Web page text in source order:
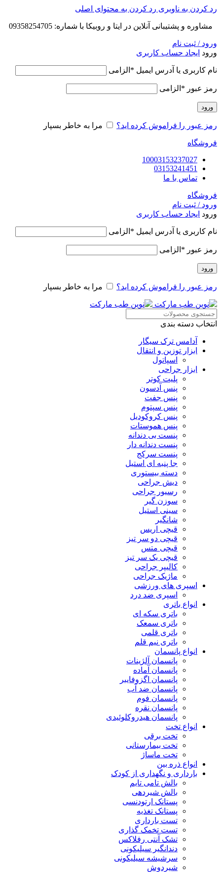
رد کردن به ناوبری رد کردن به محتوای اصلی
مشاوره و پشتیبانی آنلاین در ایتا و روبیکا با شماره: 09358254705
ورود / ثبت نام
ورود ایجاد حساب کاربری
نام کاربری یا آدرس ایمیل * الزامی
رمز عبور * الزامی
ورود
رمز عبور را فراموش کرده اید؟ مرا به خاطر بسپار
فروشگاه
10003153237027
03153241451
تماس با ما
فروشگاه
ورود / ثبت نام
ورود ایجاد حساب کاربری
نام کاربری یا آدرس ایمیل * الزامی
رمز عبور * الزامی
ورود
رمز عبور را فراموش کرده اید؟ مرا به خاطر بسپار
انتخاب دسته بندی
آدامس ترک سیگار
ابزار توزین و انتقال
اسپاتول
ابزار جراحی
پلیت کوتر
پنس آدسون
پنس جفت
پنس سپتوم
پنس کروکودیل
پنس هموستات
پنست بی دندانه
پنست دندانه دار
پنست سرکج
جا پنبه ای استیل
دسته بیستوری
دیش جراحی
رسیور جراحی
سوزن گیر
سینی استیل
شانگیر
قیچی اریس
قیچی دو سر تیز
قیچی متس
قیچی یک سر تیز
کالیپر جراحی
ماژیک جراحی
اسپری های ورزشی
اسپری ضد درد
انواع باتری
باتری سکه ای
باتری سمعک
باتری قلمی
باتری نیم قلم
انواع پانسمان
پانسمان آلژینات
پانسمان آماده
پانسمان اگزوفایبر
پانسمان ضد آب
پانسمان فوم
پانسمان نقره
پانسمان هیدروکلوئیدی
انواع تخت
تخت برقی
تخت بیمارستانی
تخت ماساژ
انواع ذره بین
بارداری و نگهداری از کودک
بالش تامی تایم
بالش شیردهی
پستانک ارتودنسی
پستانک تغذیه
تست بارداری
تست تخمک گذاری
تشک آنتی رفلاکس
دندانگیر سیلیکونی
سرشیشه سیلیکونی
شیردوش